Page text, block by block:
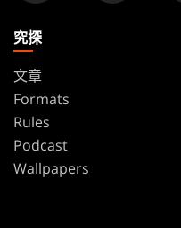
究探
文章
Formats
Rules
Podcast
Wallpapers